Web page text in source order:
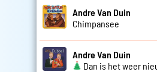
Andre Van Duin
Chimpansee
Andre Van Duin
Dan is het weer